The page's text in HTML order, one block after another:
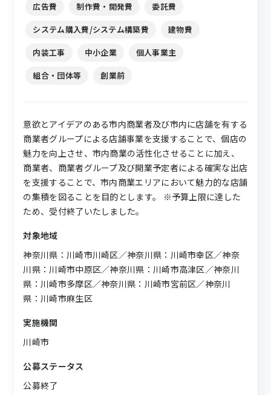
広告費
制作費・開発費
委託費
システム購入費/システム構築費
建物費
内装工事
中小企業
個人事業主
組合・団体等
創業前
意欲とアイデアのある市内商業者及び市内に店舗を有する
商業者グループによる店舗事業を支援することで、個店の
魅力を向上させ、市内商業の活性化させることに加え、
商業者、商業者グループ及び開業予定者による確実な出店
を支援することで、市内商業エリアにおいて魅力的な店舗
の集積を図ることを目的とします。 ※予算上限に達した
ため、受付終了いたしました。
対象地域
神奈川県：川崎市川崎区／神奈川県：川崎市幸区／神奈
川県：川崎市中原区／神奈川県：川崎市高津区／神奈川
県：川崎市多摩区／神奈川県：川崎市宮前区／神奈川
県：川崎市麻生区
実施機関
川崎市
公募ステータス
公募終了